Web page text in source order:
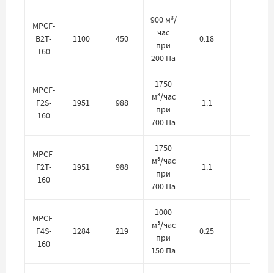
MPCF-
B2T-
160
1100 450
900 м³/
час
при
200 Па
0.18
MPCF-
F2S-
160
1951 988
1750
м³/час
при
700 Па
1.1
MPCF-
F2T-
160
1951 988
1750
м³/час
при
700 Па
1.1
MPCF-
F4S-
160
1284 219
1000
м³/час
при
150 Па
0.25